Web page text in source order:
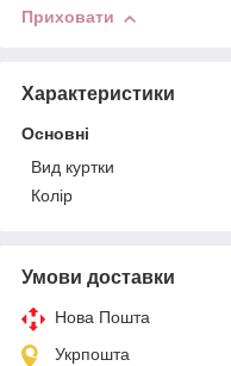
Приховати
Характеристики
Основні
Вид куртки
Колір
Умови доставки
Нова Пошта
Укрпошта